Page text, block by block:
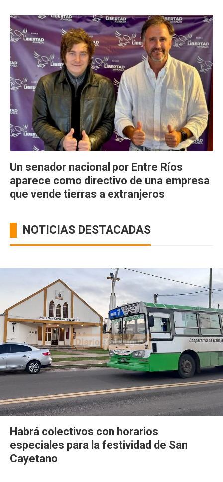
Un senador nacional por Entre Ríos
aparece como directivo de una empresa
que vende tierras a extranjeros
NOTICIAS DESTACADAS
Habrá colectivos con horarios
especiales para la festividad de San
Cayetano